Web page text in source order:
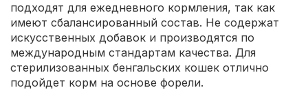
подходят для ежедневного кормления, так как
имеют сбалансированный состав. Не содержат
искусственных добавок и производятся по
международным стандартам качества. Для
стерилизованных бенгальских кошек отлично
подойдет корм на основе форели.